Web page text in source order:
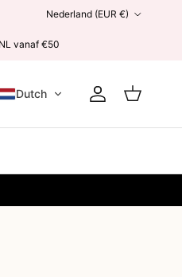
Nederland (EUR €)
vanaf €50
Dutch AccountWinkelwagen